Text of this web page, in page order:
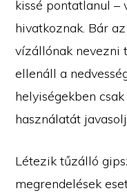
kissé pontatlanul –
hivatkoznak. Bár
vízállónak nevezni
ellenáll a
helyiségekben
használatát
Létezik tűzálló
megrendelések